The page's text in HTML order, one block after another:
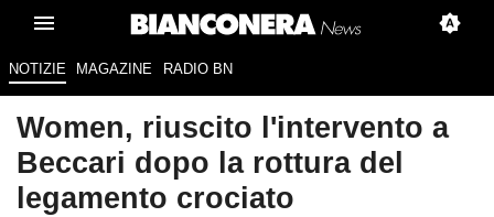
NOTIZIE MAGAZINE RADIO BN
Women, riuscito l'intervento a
Beccari dopo la rottura del
legamento crociato